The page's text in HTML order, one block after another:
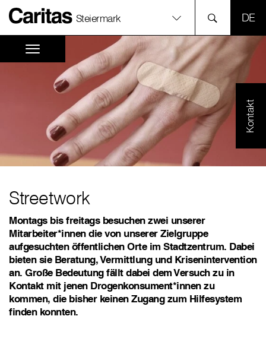
Steiermark
Kontakt
Streetwork
Montags bis freitags besuchen zwei unserer
Mitarbeiter*innen die von unserer Zielgruppe
aufgesuchten öffentlichen Orte im Stadtzentrum. Dabei
bieten sie Beratung, Vermittlung und Krisenintervention
an. Große Bedeutung fällt dabei dem Versuch zu in
Kontakt mit jenen Drogenkonsument*innen zu
kommen, die bisher keinen Zugang zum Hilfesystem
finden konnten.